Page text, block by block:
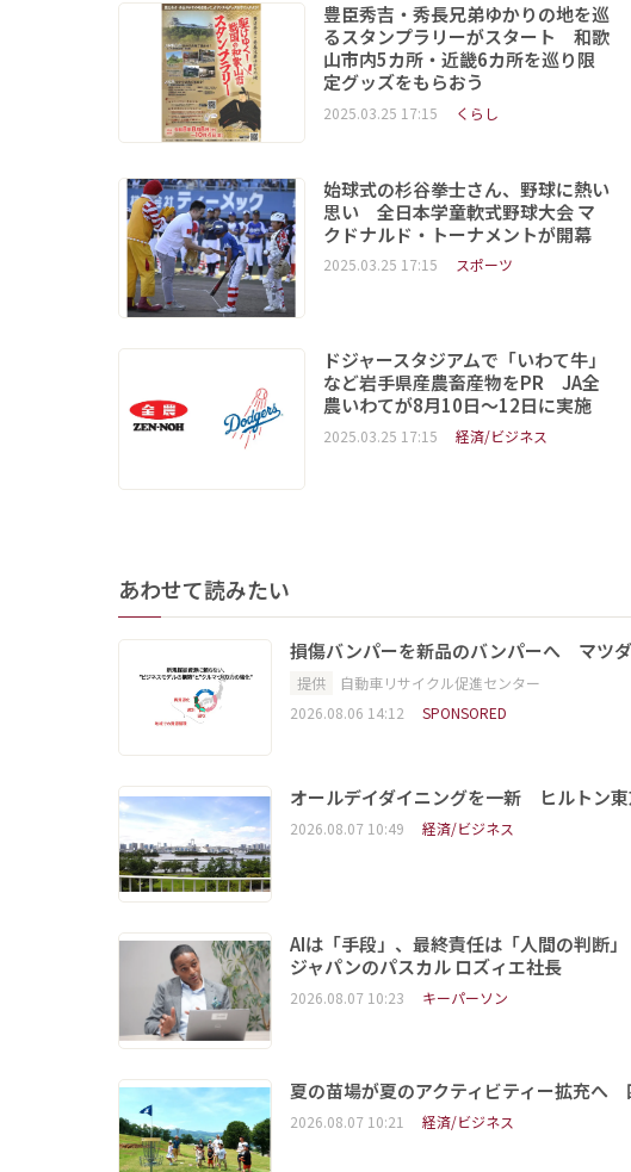
豊臣秀吉・秀長兄弟ゆかりの地を巡
るスタンプラリーがスタート 和歌
山市内5カ所・近畿6カ所を巡り限
定グッズをもらおう
2025.03.25 17:15 くらし
始球式の杉谷拳士さん、野球に熱い
思い 全日本学童軟式野球大会 マ
クドナルド・トーナメントが開幕
2025.03.25 17:15 スポーツ
ドジャースタジアムで「いわて牛」
など岩手県産農畜産物をPR JA全
農いわてが8月10日～12日に実施
2025.03.25 17:15 経済/ビジネス
あわせて読みたい
損傷バンパーを新品のバンパーへ マツダ
提供
自動車リサイクル促進センター
2026.08.06 14:12
SPONSORED
オールデイダイニングを一新 ヒルトン
2026.08.07 10:49 経済/ビジネス
AIは「手段」、最終責任は「人間の判断
ジャパンのパスカル ロズィエ社長
2026.08.07 10:23 キーパーソン
夏の苗場が夏のアクティビティー拡充へ
2026.08.07 10:21 経済/ビジネス